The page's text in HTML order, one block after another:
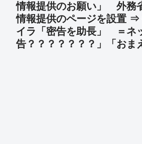
情報提供のお願い」 外務
情報提供のページを設置 ⇒
イラ「密告を助長」 ＝ネ
告？？？？？？？」「おま